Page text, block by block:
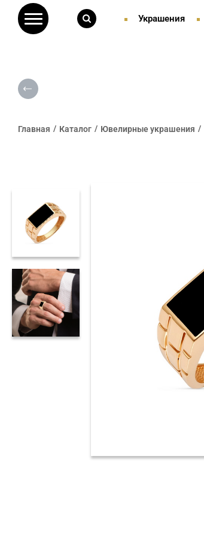
Украшения
Главная Каталог Ювелирные украшения